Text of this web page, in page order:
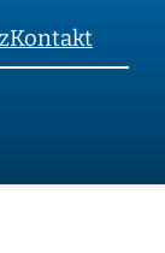
Kontakt